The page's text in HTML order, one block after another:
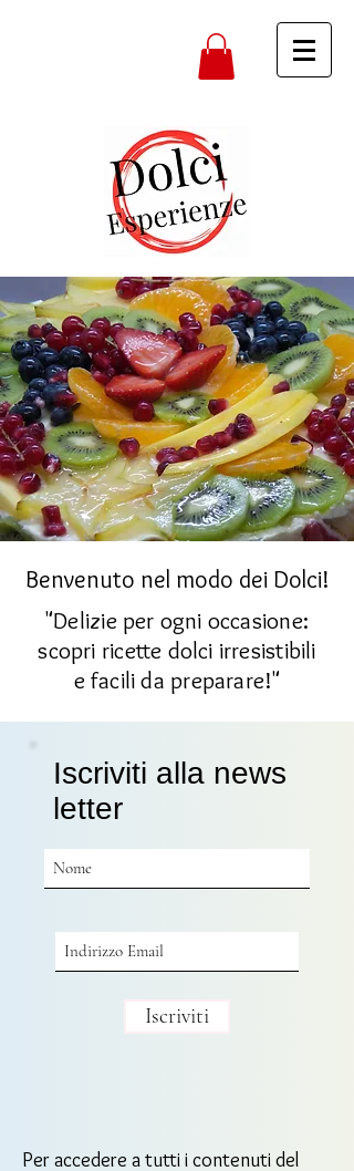
Benvenuto nel modo dei Dolci!
"Delizie per ogni occasione:
scopri ricette dolci irresistibili
e facili da preparare!"
Iscriviti alla news
letter
Iscriviti
Per accedere a tutti i contenuti del